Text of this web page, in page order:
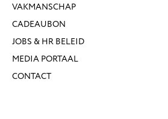
VAKMANSCHAP
CADEAUBON
JOBS & HR BELEID
MEDIA PORTAAL
CONTACT